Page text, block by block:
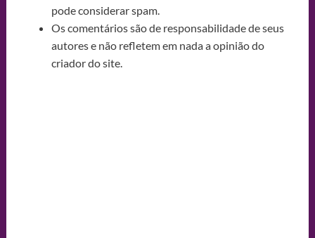
pode considerar spam.
Os comentários são de responsabilidade de seus
autores e não refletem em nada a opinião do
criador do site.